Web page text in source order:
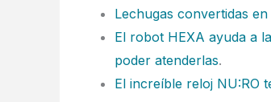
Lechugas convertidas
El robot HEXA ayuda a
poder atenderlas.
El increíble reloj NU:RO